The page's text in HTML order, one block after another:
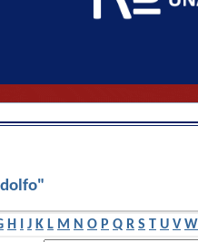
H I J K L M N O P Q R S T U V W